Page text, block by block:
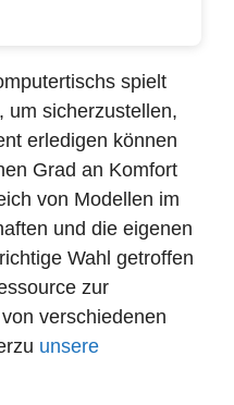
spielt
um sicherzustellen,
erledigen können
Grad an Komfort
von Modellen im
und die eigenen
Wahl getroffen
zur
verschiedenen
unsere